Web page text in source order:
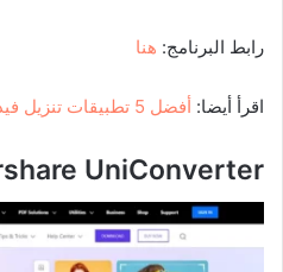
رابط البرنامج: هنا
اقرأ أيضا: أفضل 5 تطبيقات تنزيل فيديوهات على آيفون
UniConverter